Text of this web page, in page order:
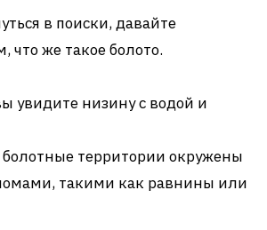
в поиски, давайте
что же такое болото.
увидите низину с водой и
территории окружены
такими как равнины или